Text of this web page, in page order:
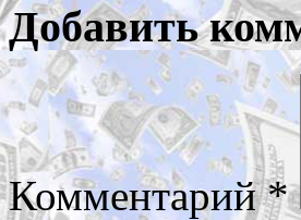
Добавить
Комментарий*